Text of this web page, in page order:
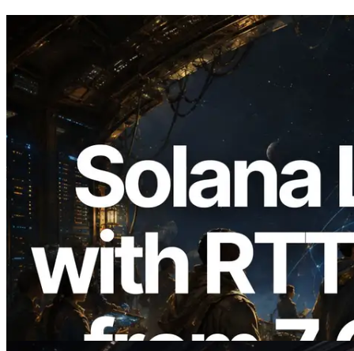
2026.08.05
ERPC erweitert Solana Leader Slot API
um Ping-Messung aus 7 globalen
Regionen — Validators Information API
ebenfalls gestartet
Lesen Sie diesen Artikel